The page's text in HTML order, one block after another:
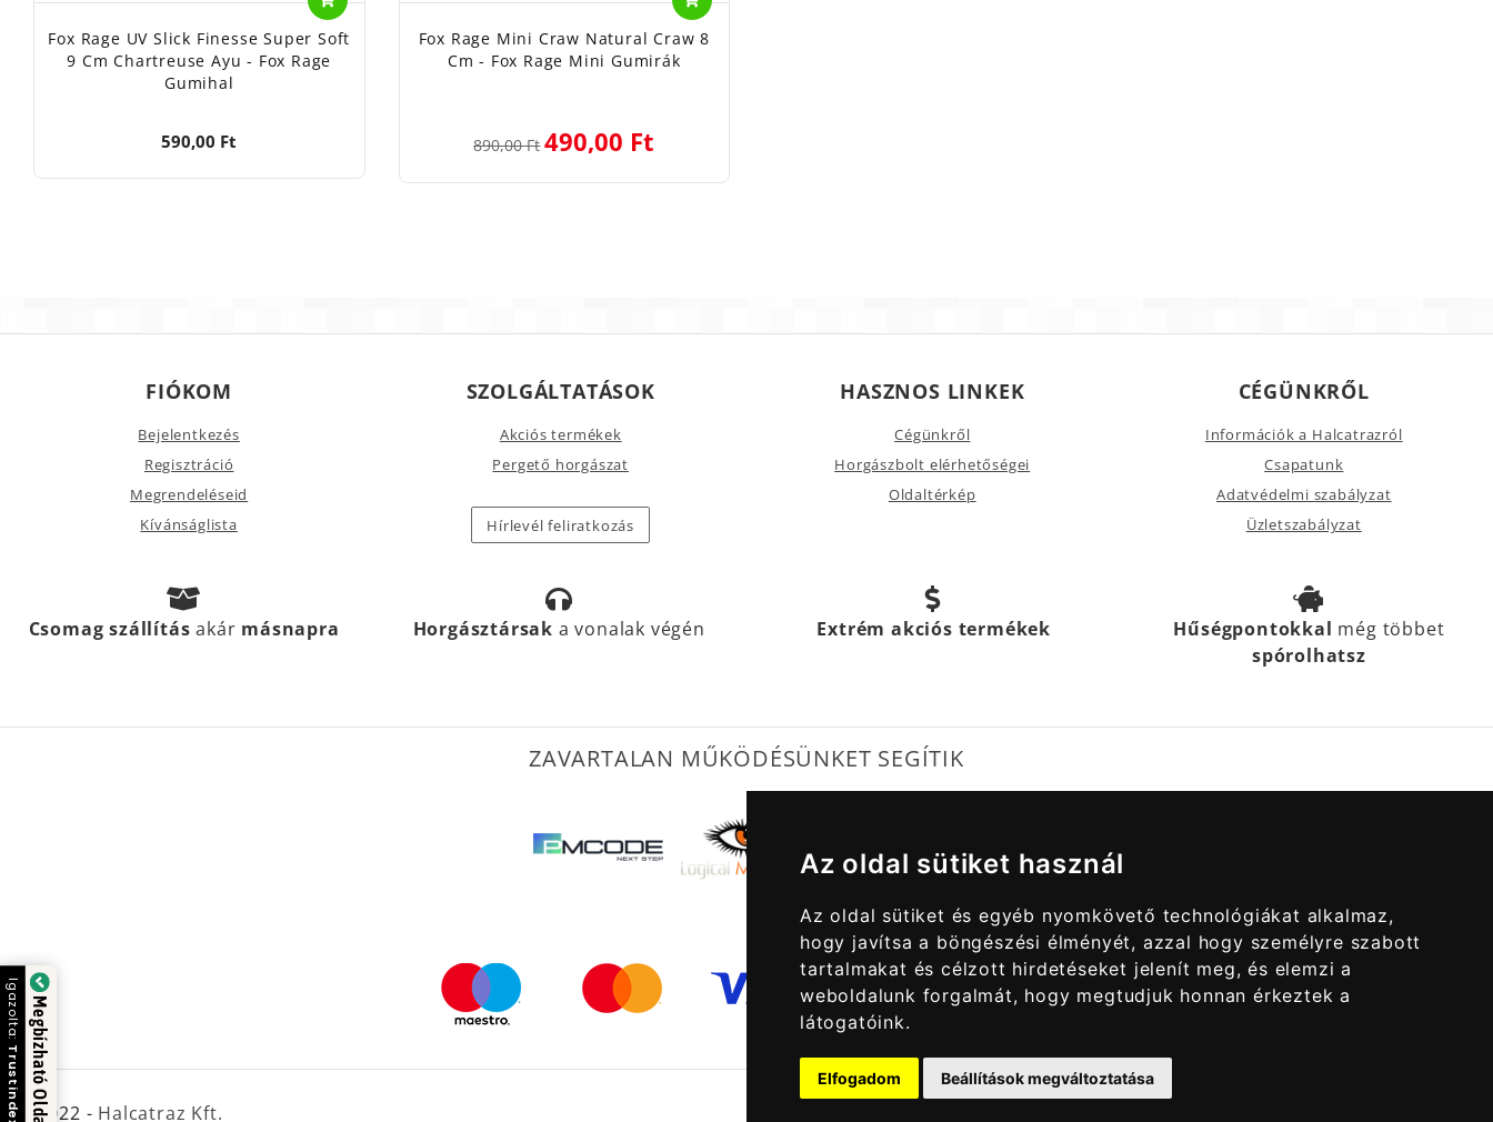
Az oldal sütiket használ
Az oldal sütiket és egyéb nyomkövető technológiákat alkalmaz,
hogy javítsa a böngészési élményét, azzal hogy személyre szabott
tartalmakat és célzott hirdetéseket jelenít meg, és elemzi a
weboldalunk forgalmát, hogy megtudjuk honnan érkeztek a
látogatóink.
Elfogadom Beállítások megváltoztatása
Fox Rage UV Slick Finesse Super Soft
9 Cm Chartreuse Ayu - Fox Rage
Gumihal
590,00 Ft
Fox Rage Mini Craw Natural Craw 8
Cm - Fox Rage Mini Gumirák
890,00 Ft 490,00 Ft
FIÓKOM
Bejelentkezés
Regisztráció
Megrendeléseid
Kívánságlista
SZOLGÁLTATÁSOK
Akciós termékek
Pergető horgászat
Hírlevél feliratkozás
HASZNOS LINKEK
Cégünkről
Horgászbolt elérhetőségei
Oldaltérkép
CÉGÜNKRŐL
Információk a Halcatrazról
Csapatunk
Adatvédelmi szabályzat
Üzletszabályzat
Csomag szállításakár másnapra Horgásztársak a vonalak végén Extrém akciós termékek Hűségpontokkal még többet
spórolhatsz
ZAVARTALAN MŰKÖDÉSÜNKET SEGÍTIK
© 2022 - Halcatraz Kft.
Megbízható Oldal
Igazolta:
Trustindex